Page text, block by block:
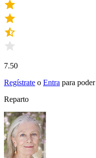
7.50
Regístrate o Entra para
Reparto